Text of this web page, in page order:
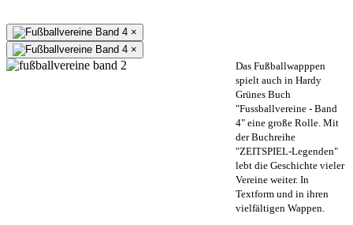
×
×
Das Fußballwapppen
spielt auch in Hardy
Grünes Buch
"Fussballvereine - Band
4" eine große Rolle. Mit
der Buchreihe
"ZEITSPIEL-Legenden"
lebt die Geschichte vieler
Vereine weiter. In
Textform und in ihren
vielfältigen Wappen.